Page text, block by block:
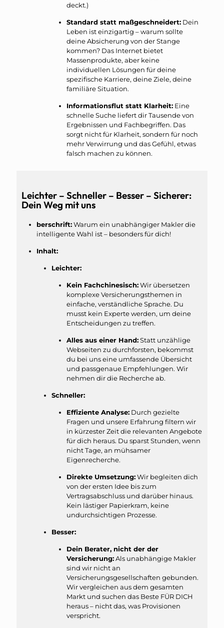
deckt.)
Standard statt maßgeschneidert: Dein
Leben ist einzigartig – warum sollte
deine Absicherung von der Stange
kommen? Das Internet bietet
Massenprodukte, aber keine
individuellen Lösungen für deine
spezifische Karriere, deine Ziele, deine
familiäre Situation.
Informationsflut statt Klarheit: Eine
schnelle Suche liefert dir Tausende von
Ergebnissen und Fachbegriffen. Das
sorgt nicht für Klarheit, sondern für noch
mehr Verwirrung und das Gefühl, etwas
falsch machen zu können.
Leichter – Schneller – Besser – Sicherer:
Dein Weg mit uns
berschrift:Warum ein unabhängiger Makler die
intelligente Wahl ist – besonders für dich!
Inhalt:
Leichter:
Kein Fachchinesisch:Wir übersetzen
komplexe Versicherungsthemen in
einfache, verständliche Sprache. Du
musst kein Experte werden, um deine
Entscheidungen zu treffen.
Alles aus einer Hand:Statt unzählige
Webseiten zu durchforsten, bekommst
du bei uns eine umfassende Übersicht
und passgenaue Empfehlungen. Wir
nehmen dir die Recherche ab.
Schneller:
Effiziente Analyse: Durch gezielte
Fragen und unsere Erfahrung filtern wir
in kürzester Zeit die relevanten Angebote
für dich heraus. Du sparst Stunden, wenn
nicht Tage, an mühsamer
Eigenrecherche.
Direkte Umsetzung:Wir begleiten dich
von der ersten Idee bis zum
Vertragsabschluss und darüber hinaus.
Kein lästiger Papierkram, keine
undurchsichtigen Prozesse.
Besser:
Dein Berater, nicht der der
Versicherung:Als unabhängige Makler
sind wir nicht an
Versicherungsgesellschaften gebunden.
Wir vergleichen aus dem gesamten
Markt und suchen das Beste FÜR DICH
heraus – nicht das, was Provisionen
verspricht.